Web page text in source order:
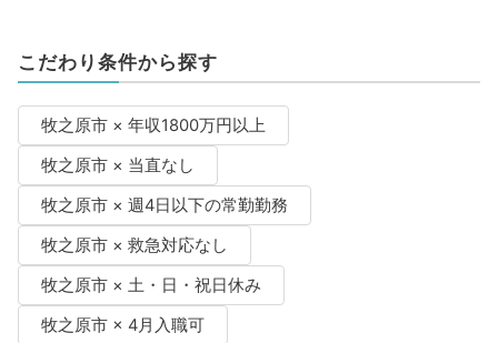
こだわり条件から探す
牧之原市 × 年収1800万円以上
牧之原市 × 当直なし
牧之原市 × 週4日以下の常勤勤務
牧之原市 × 救急対応なし
牧之原市 × 土・日・祝日休み
牧之原市 × 4月入職可